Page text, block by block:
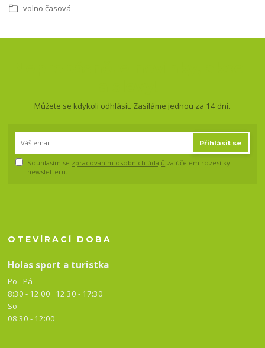
volno časová
Můžete se kdykoli odhlásit. Zasíláme jednou za 14 dní.
Přihlásit se
Souhlasím se zpracováním osobních údajů za účelem rozesílky
newsletteru.
OTEVÍRACÍ DOBA
Holas sport a turistka
Po - Pá
8:30 - 12.00 12.30 - 17:30
So
08:30 - 12:00